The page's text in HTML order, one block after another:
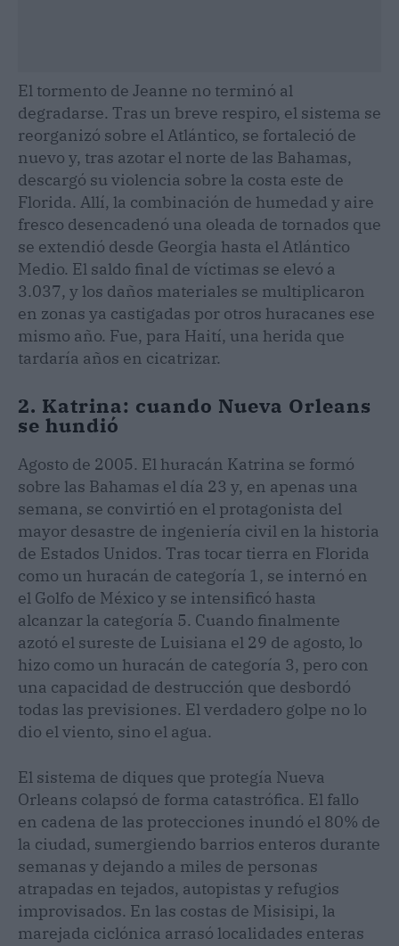
El tormento de Jeanne no terminó al
degradarse. Tras un breve respiro, el sistema se
reorganizó sobre el Atlántico, se fortaleció de
nuevo y, tras azotar el norte de las Bahamas,
descargó su violencia sobre la costa este de
Florida. Allí, la combinación de humedad y aire
fresco desencadenó una oleada de tornados que
se extendió desde Georgia hasta el Atlántico
Medio. El saldo final de víctimas se elevó a
3.037, y los daños materiales se multiplicaron
en zonas ya castigadas por otros huracanes ese
mismo año. Fue, para Haití, una herida que
tardaría años en cicatrizar.
2. Katrina: cuando Nueva Orleans
se hundió
Agosto de 2005. El huracán Katrina se formó
sobre las Bahamas el día 23 y, en apenas una
semana, se convirtió en el protagonista del
mayor desastre de ingeniería civil en la historia
de Estados Unidos. Tras tocar tierra en Florida
como un huracán de categoría 1, se internó en
el Golfo de México y se intensificó hasta
alcanzar la categoría 5. Cuando finalmente
azotó el sureste de Luisiana el 29 de agosto, lo
hizo como un huracán de categoría 3, pero con
una capacidad de destrucción que desbordó
todas las previsiones. El verdadero golpe no lo
dio el viento, sino el agua.
El sistema de diques que protegía Nueva
Orleans colapsó de forma catastrófica. El fallo
en cadena de las protecciones inundó el 80% de
la ciudad, sumergiendo barrios enteros durante
semanas y dejando a miles de personas
atrapadas en tejados, autopistas y refugios
improvisados. En las costas de Misisipi, la
marejada ciclónica arrasó localidades enteras